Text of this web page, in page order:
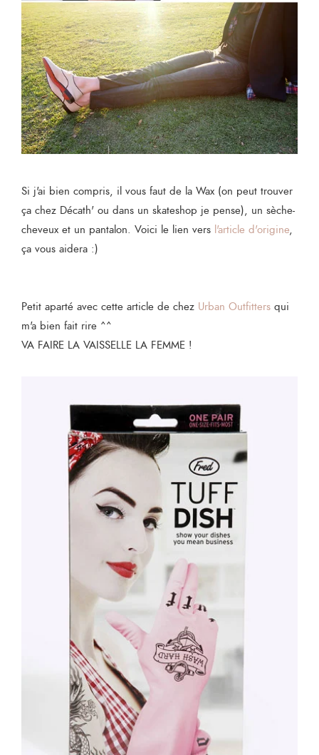
Si j'ai bien compris, il vous faut de la Wax (on peut trouver
ça chez Décath' ou dans un skateshop je pense), un sèche-
cheveux et un pantalon. Voici le lien vers l'article d'origine,
ça vous aidera :)
Petit aparté avec cette article de chez Urban Outfitters qui
m'a bien fait rire ^^
VA FAIRE LA VAISSELLE LA FEMME !